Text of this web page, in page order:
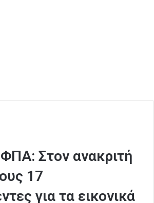
Στον ανακριτή
17
για τα εικονικά